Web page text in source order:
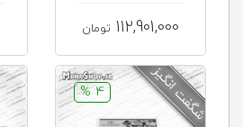
112,901,000 تومان
4 %